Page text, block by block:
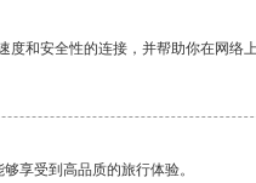
和安全性的连接，并帮助你在网络上
享受到高品质的旅行体验。